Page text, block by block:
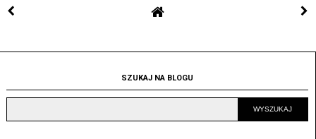
SZUKAJ NA BLOGU